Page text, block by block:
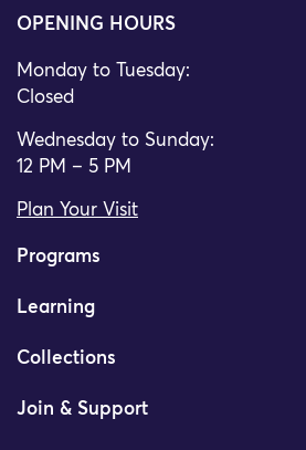
OPENING HOURS
Monday to Tuesday:
Closed
Wednesday to Sunday:
12 PM – 5 PM
Plan Your Visit
Programs
Learning
Collections
Join & Support